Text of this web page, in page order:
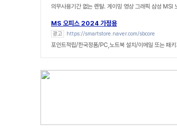
의무사용기간 없는 렌탈. 게이밍 영상 그래픽 삼성 MSI
MS 오피스 2024 가정용
광고 https://smartstore.naver.com/sbcore
포인트적립/한국정품/PC,노트북 설치/이메일 또는 패키